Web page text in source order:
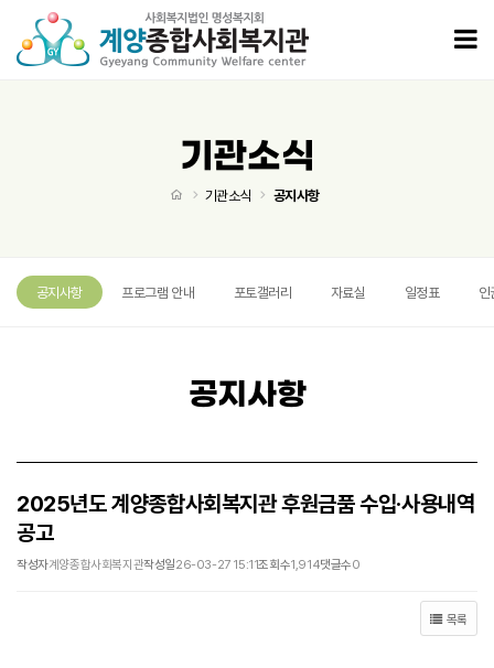
2025년도 계양종합사회복지관 후원금품 수입·사용내역 공고 > 공지사항
기관소식
처음으로
기관소식 공지사항
공지사항 프로그램 안내 포토갤러리 자료실 일정표 인
공지사항
2025년도 계양종합사회복지관 후원금품 수입·사용내역
공고
작성자계양종합사회복지관작성일26-03-27 15:11조회수1,914댓글수0
목록